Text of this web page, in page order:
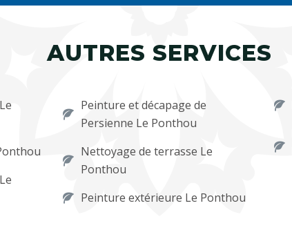
AUTRES SERVICES
Peinture et décapage de
Persienne Le Ponthou
Nettoyage de terrasse Le
Ponthou
Peinture extérieure Le Ponthou